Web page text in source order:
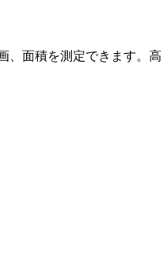
、面積を測定できます。高